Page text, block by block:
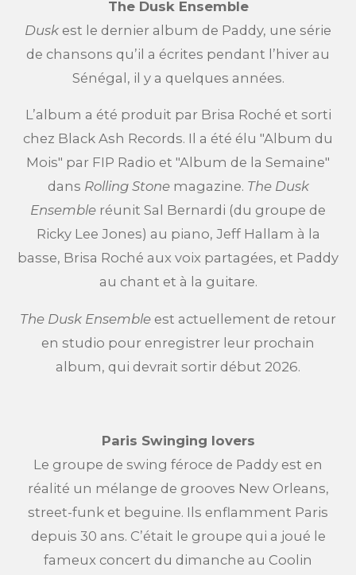
The Dusk Ensemble
Dusk est le dernier album de Paddy, une série
de chansons qu’il a écrites pendant l’hiver au
Sénégal, il y a quelques années.
L’album a été produit par Brisa Roché et sorti
chez Black Ash Records. Il a été élu "Album du
Mois" par FIP Radio et "Album de la Semaine"
dans Rolling Stonemagazine. The Dusk
Ensemble réunit Sal Bernardi (du groupe de
Ricky Lee Jones) au piano, Jeff Hallam à la
basse, Brisa Roché aux voix partagées, et Paddy
au chant et à la guitare.
The Dusk Ensemble est actuellement de retour
en studio pour enregistrer leur prochain
album, qui devrait sortir début 2026.
Paris Swinging lovers
Le groupe de swing féroce de Paddy est en
réalité un mélange de grooves New Orleans,
street-funk et beguine. Ils enflamment Paris
depuis 30 ans. C’était le groupe qui a joué le
fameux concert du dimanche au Coolin